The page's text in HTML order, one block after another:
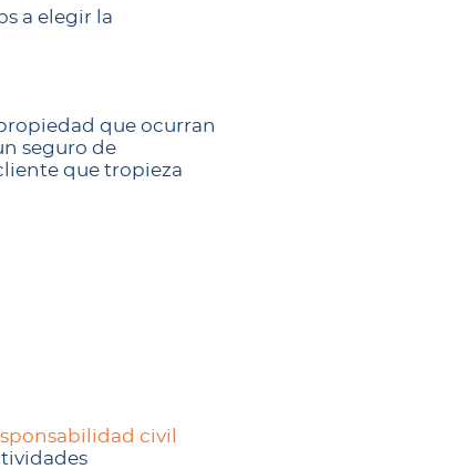
a elegir la
que ocurran
seguro de
que tropieza
civil